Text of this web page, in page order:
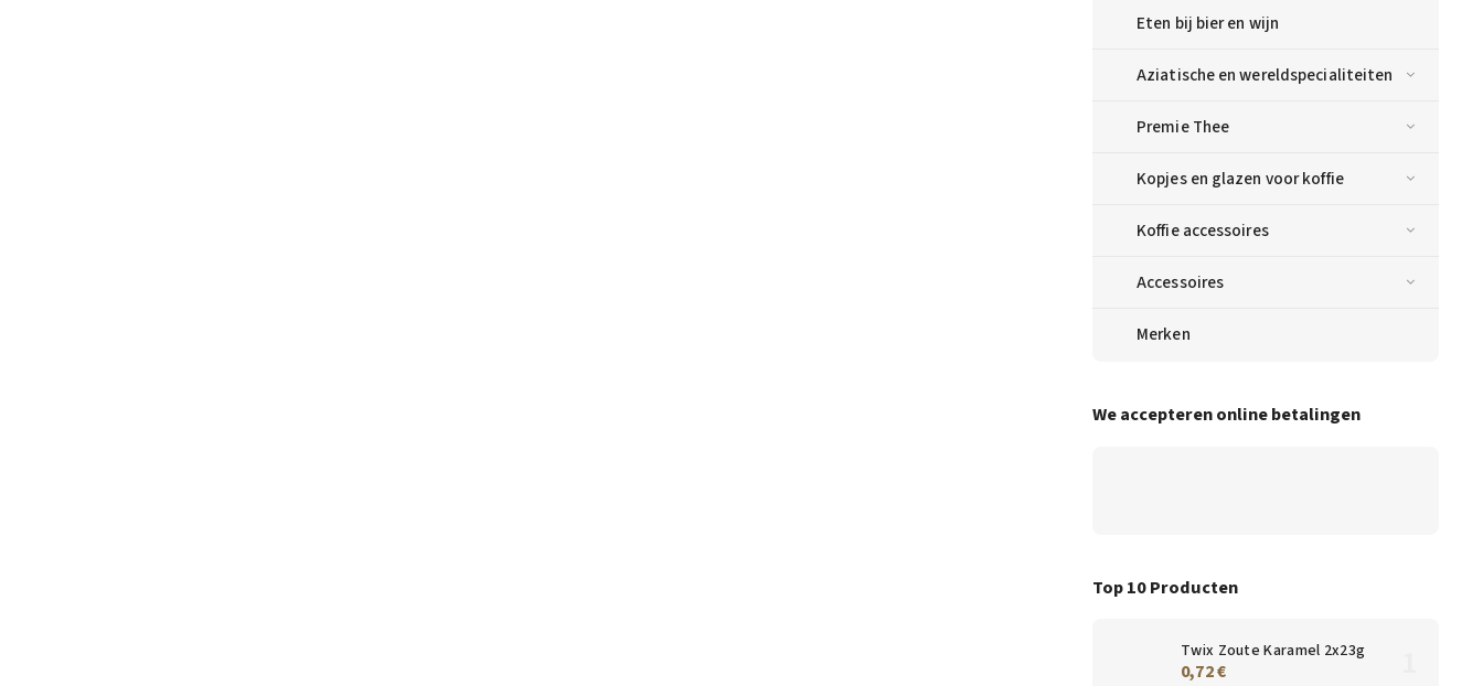
Eten bij bier en wijn
Aziatische en wereldspecialiteiten
Premie Thee
Kopjes en glazen voor koffie
Koffie accessoires
Accessoires
Merken
We accepteren online betalingen
Top 10 Producten
Twix Zoute Karamel 2x23g
0,72 €